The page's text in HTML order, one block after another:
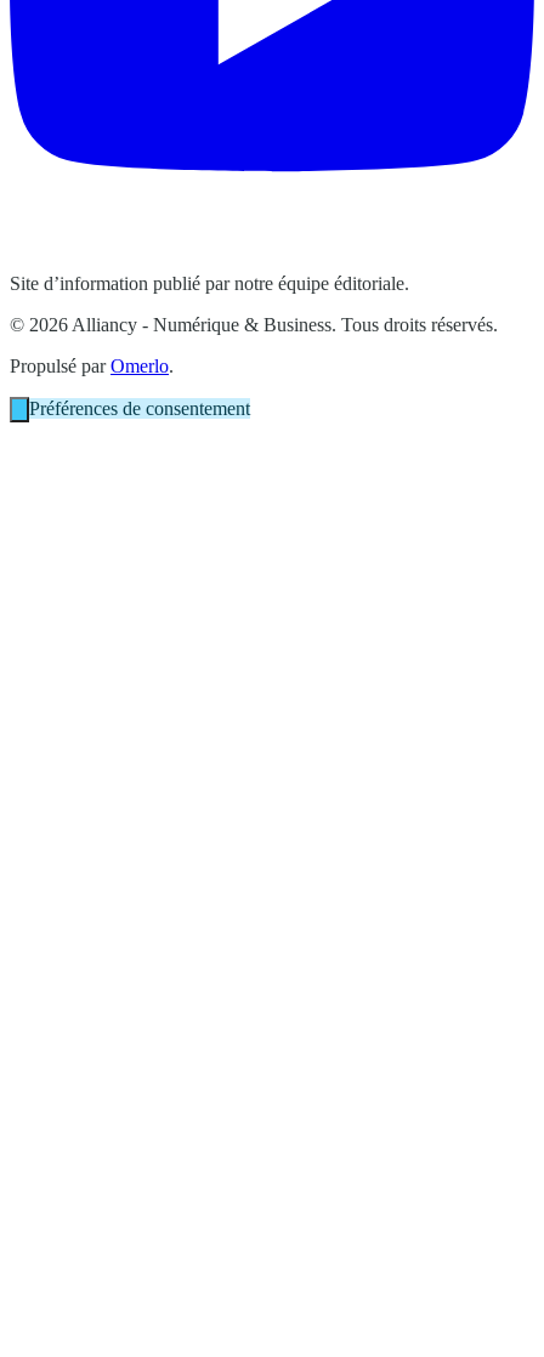
Site d’information publié par notre équipe éditoriale.
© 2026 Alliancy - Numérique & Business. Tous droits réservés.
Propulsé parOmerlo.
Préférences de consentement